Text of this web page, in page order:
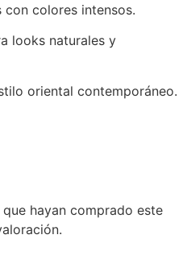
colores intensos.
looks naturales y
oriental contemporáneo.
hayan comprado este